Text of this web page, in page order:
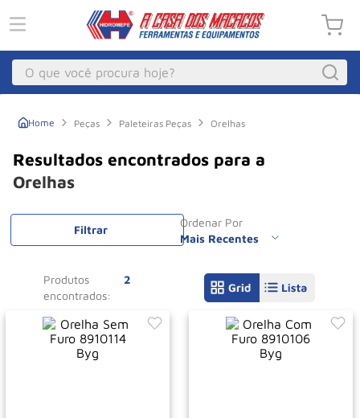
O que você procura hoje?
Peças Paleteiras Peças Orelhas
Orelhas
Ordenar Por
Mais Recentes
Filtrar
2
Produtos
1 º Macacos
Macaco Hidraulico
Macaco Jacare
Macaco
Roda
Rodizio